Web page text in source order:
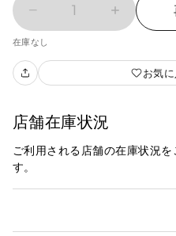
1
在庫なし
お気
店舗在庫状況
ご利用される店舗の在庫状況
す。